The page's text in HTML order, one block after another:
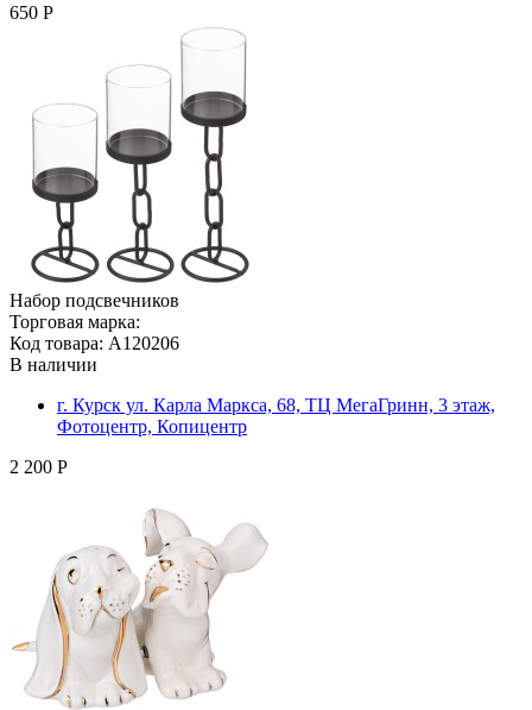
650 Р
Набор подсвечников
Торговая марка:
Код товара: A120206
В наличии
г. Курск ул. Карла Маркса, 68, ТЦ МегаГринн, 3 этаж,
Фотоцентр, Копицентр
2 200 Р